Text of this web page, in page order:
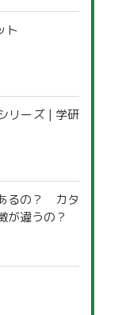
ト
リーズ | 学研
るの？ カタ
が違うの？